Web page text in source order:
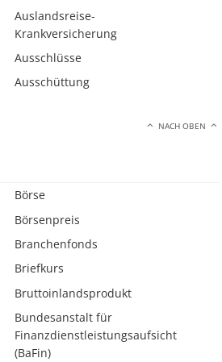
Auslandsreise-
Krankversicherung
Ausschlüsse
Ausschüttung
NACH OBEN
Börse
Börsenpreis
Branchenfonds
Briefkurs
Bruttoinlandsprodukt
Bundesanstalt für
Finanzdienstleistungsaufsicht
(BaFin)